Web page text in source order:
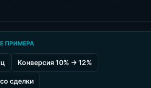
ПРИМЕРА
Конверсия 10% → 12%
сделки